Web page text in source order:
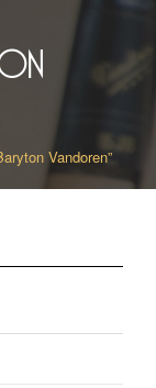
Vandoren”